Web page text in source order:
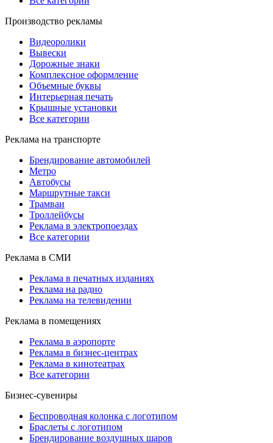
Производство рекламы
Видеоролики
Вывески
Дорожные знаки
Комплексное оформление
Объемные буквы
Интерьерная печать
Крышные установки
Все категории
Реклама на транспорте
Брендирование автомобилей
Метро
Автобусы
Маршрутные такси
Трамваи
Троллейбусы
Реклама в электропоездах
Все категории
Реклама в СМИ
Реклама в печатных изданиях
Реклама на радио
Реклама на телевидении
Реклама в помещениях
Реклама в аэропорте
Реклама в бизнес-центрах
Реклама в кинотеатрах
Все категории
Бизнес-сувениры
Беспроводная колонка с логотипом
Браслеты с логотипом
Брендирование воздушных шаров